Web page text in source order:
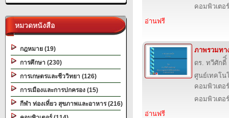
หมวดหนังสือ
กฎหมาย (19)
การศึกษา (230)
การเกษตรและชีววิทยา (126)
การเมืองและการปกครอง (15)
กีฬา ท่องเที่ยว สุขภาพและอาหาร (216)
คอมพิวเตอร์
อ่านฟรี
ภาพรวมทา
ดร. ทวีศัก
ศูนย์เทคโน
คอมพิวเตอ
คอมพิวเตอร์
อ่านฟรี